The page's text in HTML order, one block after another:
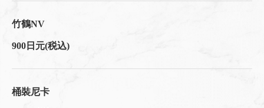
竹鶴NV
900日元(税込)
桶裝尼卡